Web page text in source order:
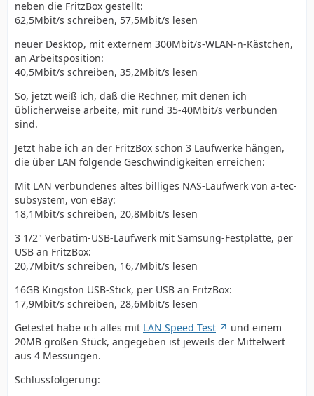
neben die FritzBox gestellt:
62,5Mbit/s schreiben, 57,5Mbit/s lesen
neuer Desktop, mit externem 300Mbit/s-WLAN-n-Kästchen,
an Arbeitsposition:
40,5Mbit/s schreiben, 35,2Mbit/s lesen
So, jetzt weiß ich, daß die Rechner, mit denen ich
üblicherweise arbeite, mit rund 35-40Mbit/s verbunden
sind.
Jetzt habe ich an der FritzBox schon 3 Laufwerke hängen,
die über LAN folgende Geschwindigkeiten erreichen:
Mit LAN verbundenes altes billiges NAS-Laufwerk von a-tec-
subsystem, von eBay:
18,1Mbit/s schreiben, 20,8Mbit/s lesen
3 1/2" Verbatim-USB-Laufwerk mit Samsung-Festplatte, per
USB an FritzBox:
20,7Mbit/s schreiben, 16,7Mbit/s lesen
16GB Kingston USB-Stick, per USB an FritzBox:
17,9Mbit/s schreiben, 28,6Mbit/s lesen
Getestet habe ich alles mit LAN Speed Test
und einem
20MB großen Stück, angegeben ist jeweils der Mittelwert
aus 4 Messungen.
Schlussfolgerung: